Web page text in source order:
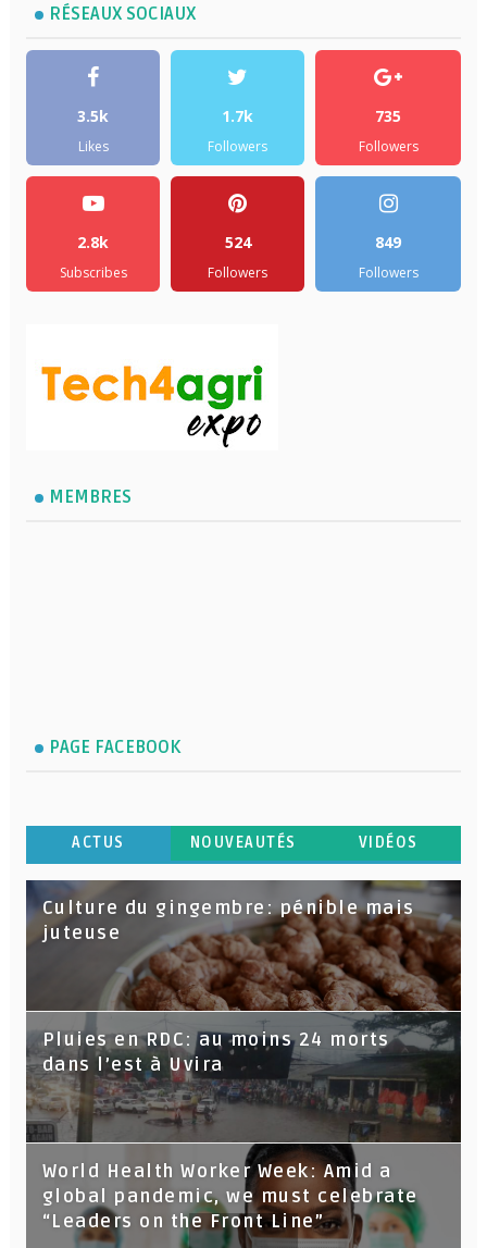
RÉSEAUX SOCIAUX
3.5k
Likes
1.7k
Followers
735
Followers
2.8k
Subscribes
524
Followers
849
Followers
MEMBRES
PAGE FACEBOOK
ACTUS NOUVEAUTÉS VIDÉOS
Culture du gingembre: pénible mais
juteuse
Pluies en RDC: au moins 24 morts
dans l’est à Uvira
World Health Worker Week: Amid a
global pandemic, we must celebrate
“Leaders on the Front Line”